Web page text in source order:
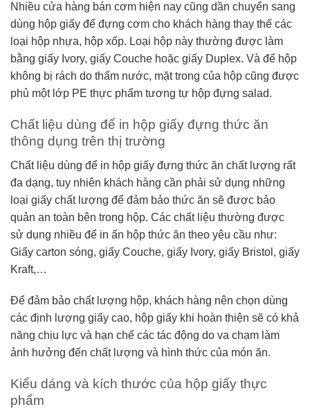
Nhiều cửa hàng bán cơm hiện nay cũng dần chuyển sang
dùng hộp giấy để đựng cơm cho khách hàng thay thế các
loại hộp nhựa, hộp xốp. Loại hộp này thường được làm
bằng giấy Ivory, giấy Couche hoặc giấy Duplex. Và để hộp
không bị rách do thấm nước, mặt trong của hộp cũng được
phủ một lớp PE thực phẩm tương tự hộp đựng salad.
Chất liệu dùng để in hộp giấy đựng thức ăn
thông dụng trên thị trường
Chất liệu dùng để in hộp giấy đựng thức ăn chất lượng rất
đa dạng, tuy nhiên khách hàng cần phải sử dụng những
loại giấy chất lượng để đảm bảo thức ăn sẽ được bảo
quản an toàn bên trong hộp. Các chất liệu thường được
sử dụng nhiều để in ấn hộp thức ăn theo yêu cầu như:
Giấy carton sóng, giấy Couche, giấy Ivory, giấy Bristol, giấy
Kraft,…
Để đảm bảo chất lượng hộp, khách hàng nên chọn dùng
các định lượng giấy cao, hộp giấy khi hoàn thiện sẽ có khả
năng chịu lực và hạn chế các tác động do va chạm làm
ảnh hưởng đến chất lượng và hình thức của món ăn.
Kiểu dáng và kích thước của hộp giấy thực
phẩm